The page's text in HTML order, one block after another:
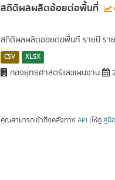
สถิติผลผลิตอ้อยต่อพื้นที่
สถิติผลผลิตออยต่อพื้นที่ รายปี รา
CSV XLSX
กองยุทธศาสตร์และแผนงาน
คุณสามารถเข้าถึงคลังทาง API (ให้ดู คู่มื